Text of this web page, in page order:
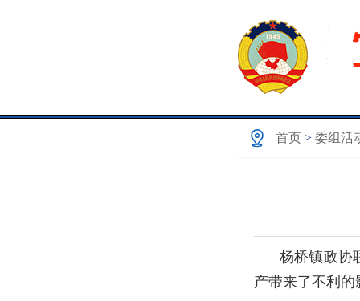
首页 > 委组活
杨桥镇政协
产带来了不利